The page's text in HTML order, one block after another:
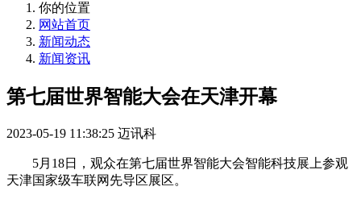
你的位置
网站首页
新闻动态
新闻资讯
第七届世界智能大会在天津开幕
2023-05-19 11:38:25 迈讯科
5月18日，观众在第七届世界智能大会智能科技展上参观
天津国家级车联网先导区展区。